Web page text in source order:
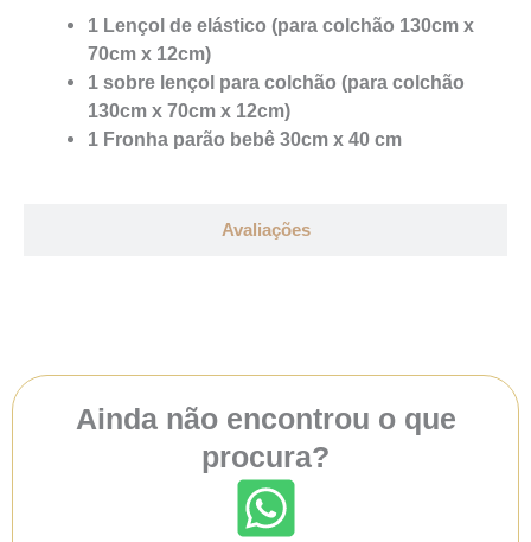
Avaliações
1 Lençol de elástico (para colchão 130cm x
70cm x 12cm)
1 sobre lençol para colchão (para colchão
130cm x 70cm x 12cm)
1 Fronha parão bebê 30cm x 40 cm
Ainda não encontrou o que
procura?